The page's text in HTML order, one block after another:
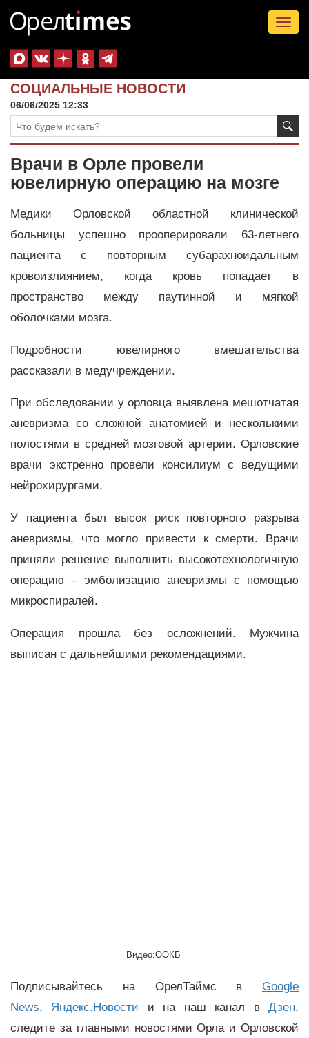
СОЦИАЛЬНЫЕ НОВОСТИ
06/06/2025 12:33
Врачи в Орле провели
ювелирную операцию на мозге
Медики Орловской областной клинической
больницы успешно прооперировали 63-летнего
пациента с повторным субарахноидальным
кровоизлиянием, когда кровь попадает в
пространство между паутинной и мягкой
оболочками мозга.
Подробности ювелирного вмешательства
рассказали в медучреждении.
При обследовании у орловца выявлена мешотчатая
аневризма со сложной анатомией и несколькими
полостями в средней мозговой артерии. Орловские
врачи экстренно провели консилиум с ведущими
нейрохирургами.
У пациента был высок риск повторного разрыва
аневризмы, что могло привести к смерти. Врачи
приняли решение выполнить высокотехнологичную
операцию – эмболизацию аневризмы с помощью
микроспиралей.
Операция прошла без осложнений. Мужчина
выписан с дальнейшими рекомендациями.
Видео:ООКБ
Подписывайтесь на ОрелТаймс в Google
News, Яндекс.Новости и на наш канал вДзен,
следите за главными новостями Орла и Орловской